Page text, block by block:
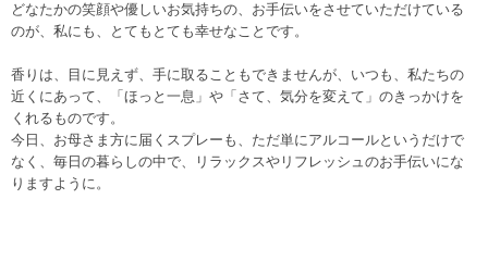
どなたかの笑顔や優しいお気持ちの、お手伝いをさせていただけている
のが、私にも、とてもとても幸せなことです。
香りは、目に見えず、手に取ることもできませんが、いつも、私たちの
近くにあって、「ほっと一息」や「さて、気分を変えて」のきっかけを
くれるものです。
今日、お母さま方に届くスプレーも、ただ単にアルコールというだけで
なく、毎日の暮らしの中で、リラックスやリフレッシュのお手伝いにな
りますように。